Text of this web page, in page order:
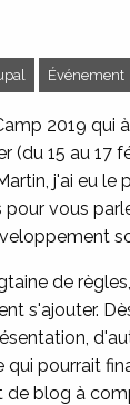
Événement
2019 qui
(du 15 au 17
j'ai eu le
pour vous
de
s'ajouter.
qui pourrait
de blog à